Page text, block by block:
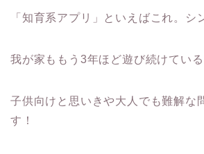
「知育系アプリ」といえばこれ。シ
我が家ももう3年ほど遊び続けている
子供向けと思いきや大人でも難解な
す！